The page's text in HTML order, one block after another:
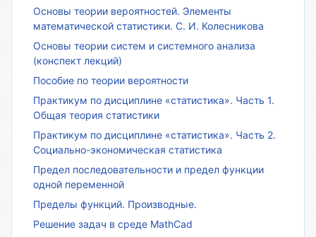
Основы теории вероятностей. Элементы
математической статистики. С. И. Колесникова
Основы теории систем и системного анализа
(конспект лекций)
Пособие по теории вероятности
Практикум по дисциплине «статистика». Часть 1.
Общая теория статистики
Практикум по дисциплине «статистика». Часть 2.
Социально-экономическая статистика
Предел последовательности и предел функции
одной переменной
Пределы функций. Производные.
Решение задач в среде MathCad